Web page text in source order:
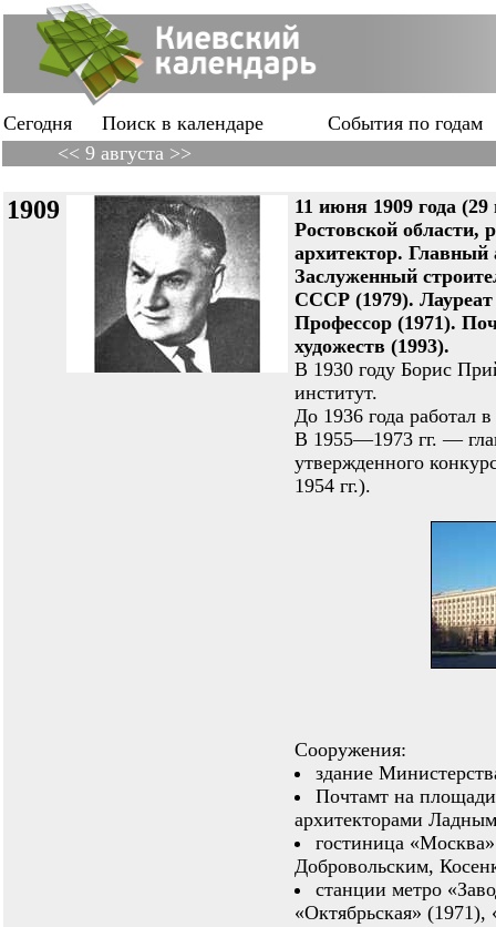
Сегодня Поиск в календаре
События по годам
<< 9 августа >>
1909
11 июня 1909 года
Ростовской
архитектор.
Заслуженный
СССР (1979).
Профессор (1971).
художеств (1993).
В 1930 году Борис
институт.
До 1936 года работал
В 1955—1973 гг. —
утвержденного
1954 гг.).
Сооружения:
здание
Почтамт на
архитекторами
гостиница
Добровольским,
станции метро
«Октябрьская»